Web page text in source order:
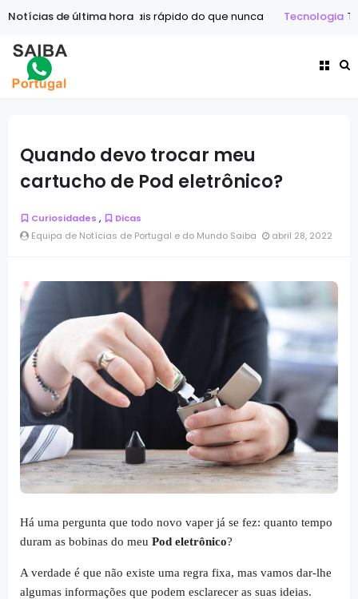
o mundo mais rápido do que nunca Tecnologia Tecnologia
Notícias de última hora
Quando devo trocar meu
cartucho de Pod eletrônico?
Curiosidades ,
Dicas
Equipa de Notícias de Portugal e do Mundo Saiba
abril 28, 2022
Há uma pergunta que todo novo vaper já se fez: quanto tempo
duram as bobinas do meu Pod eletrônico?
A verdade é que não existe uma regra fixa, mas vamos dar-lhe
algumas informações que podem esclarecer as suas ideias.